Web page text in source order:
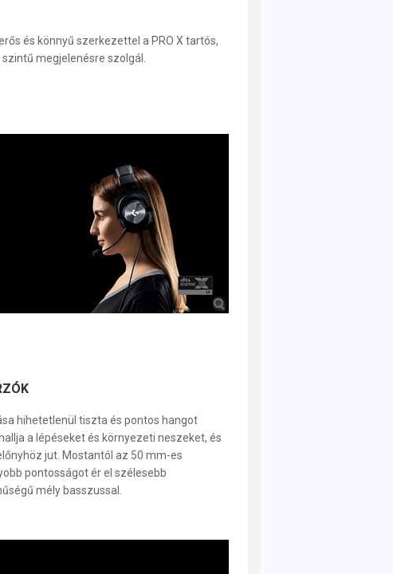
és könnyű szerkezettel a PRO X tartós,
megjelenésre szolgál.
hihetetlenül tiszta és pontos hangot
a lépéseket és környezeti neszeket, és
jut. Mostantól az 50 mm-es
pontosságot ér el szélesebb
mély basszussal.